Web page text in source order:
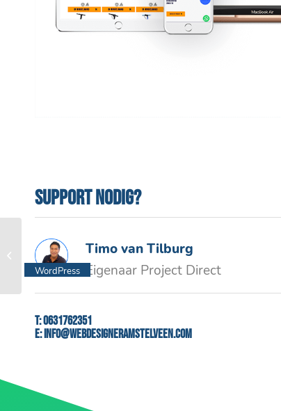
Support nodig?
Timo van Tilburg
Eigenaar Project Direct
T:0631762351
E:info@webdesigneramstelveen.com
Fink advies
WordPress